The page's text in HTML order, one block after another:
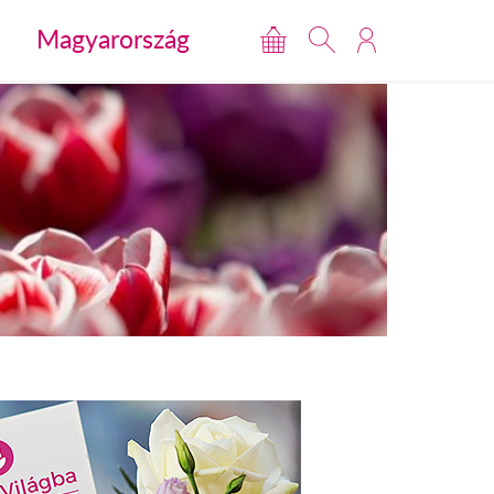
Magyarország